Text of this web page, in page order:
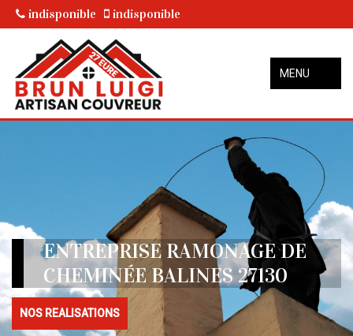
indisponible indisponible
MENU
ENTREPRISE RAMONAGE DE
CHEMINÉE BALINES 27130
NOS REALISATIONS